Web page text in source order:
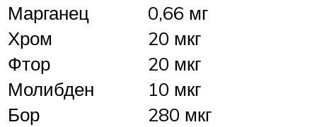
Марганец
0,66 мг
Хром
20 мкг
Фтор
20 мкг
Молибден
10 мкг
Бор
280 мкг